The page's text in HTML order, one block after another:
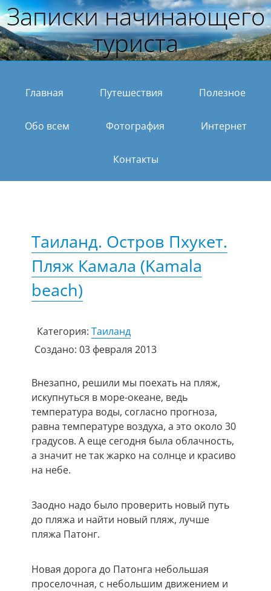
Записки начинающего
туриста
Главная Путешествия Полезное
Обо всем Фотография Интернет
Контакты
Таиланд. Остров Пхукет.
Пляж Камала (Kamala
beach)
Категория: Таиланд
Создано: 03 февраля 2013
Внезапно, решили мы поехать на пляж,
искупнуться в море-океане, ведь
температура воды, согласно прогноза,
равна температуре воздуха, а это около 30
градусов. А еще сегодня была облачность,
а значит не так жарко на солнце и красиво
на небе.
Заодно надо было проверить новый путь
до пляжа и найти новый пляж, лучше
пляжа Патонг.
Новая дорога до Патонга небольшая
проселочная, с небольшим движением и